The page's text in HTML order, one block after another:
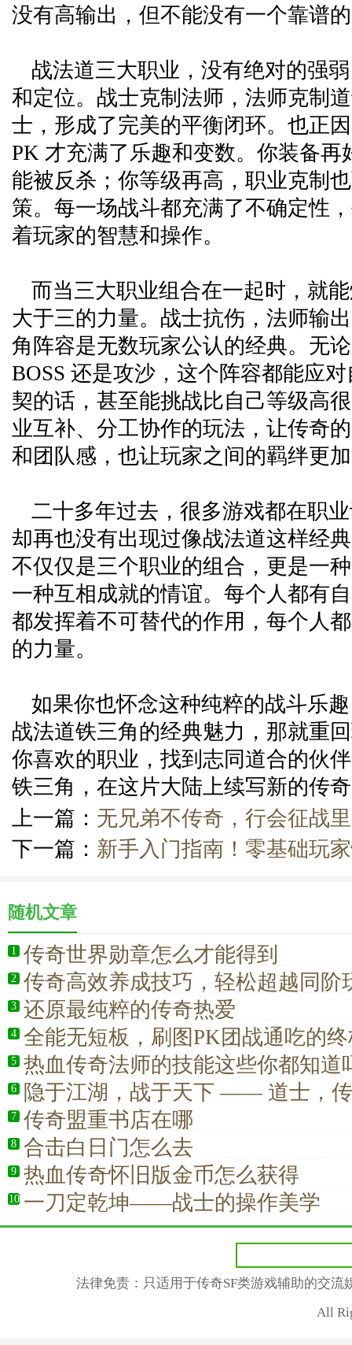
没有高输出，但不能没有一个靠谱
战法道三大职业，没有绝对的强
和定位。战士克制法师，法师克制
士，形成了完美的平衡闭环。也正
PK 才充满了乐趣和变数。你装备再
能被反杀；你等级再高，职业克制
策。每一场战斗都充满了不确定性
着玩家的智慧和操作。
而当三大职业组合在一起时，就
大于三的力量。战士抗伤，法师输
角阵容是无数玩家公认的经典。无
BOSS 还是攻沙，这个阵容都能应
契的话，甚至能挑战比自己等级高
业互补、分工协作的玩法，让传奇
和团队感，也让玩家之间的羁绊更
二十多年过去，很多游戏都在职
却再也没有出现过像战法道这样经
不仅仅是三个职业的组合，更是一
一种互相成就的情谊。每个人都有
都发挥着不可替代的作用，每个人
的力量。
如果你也怀念这种纯粹的战斗乐
战法道铁三角的经典魅力，那就重
你喜欢的职业，找到志同道合的伙
铁三角，在这片大陆上续写新的传
上一篇： 无兄弟不传奇，行会征战
下一篇： 新手入门指南！零基础玩
随机文章
1 传奇世界勋章怎么才能得到
2 传奇高效养成技巧，轻松超越同阶
3 还原最纯粹的传奇热爱
4 全能无短板，刷图PK团战通吃的
5 热血传奇法师的技能这些你都知道
6
隐于江湖，战于天下 —— 道士，
大师
7 传奇盟重书店在哪
8 合击白日门怎么去
9 热血传奇怀旧版金币怎么获得
10 一刀定乾坤——战士的操作美学
法律免责：只适用于传奇SF类游戏辅助的交
All